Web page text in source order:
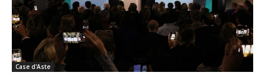
Case d'Aste